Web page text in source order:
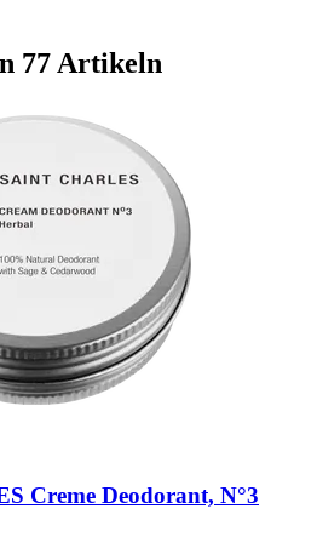
77 Artikeln
Creme Deodorant, N°3